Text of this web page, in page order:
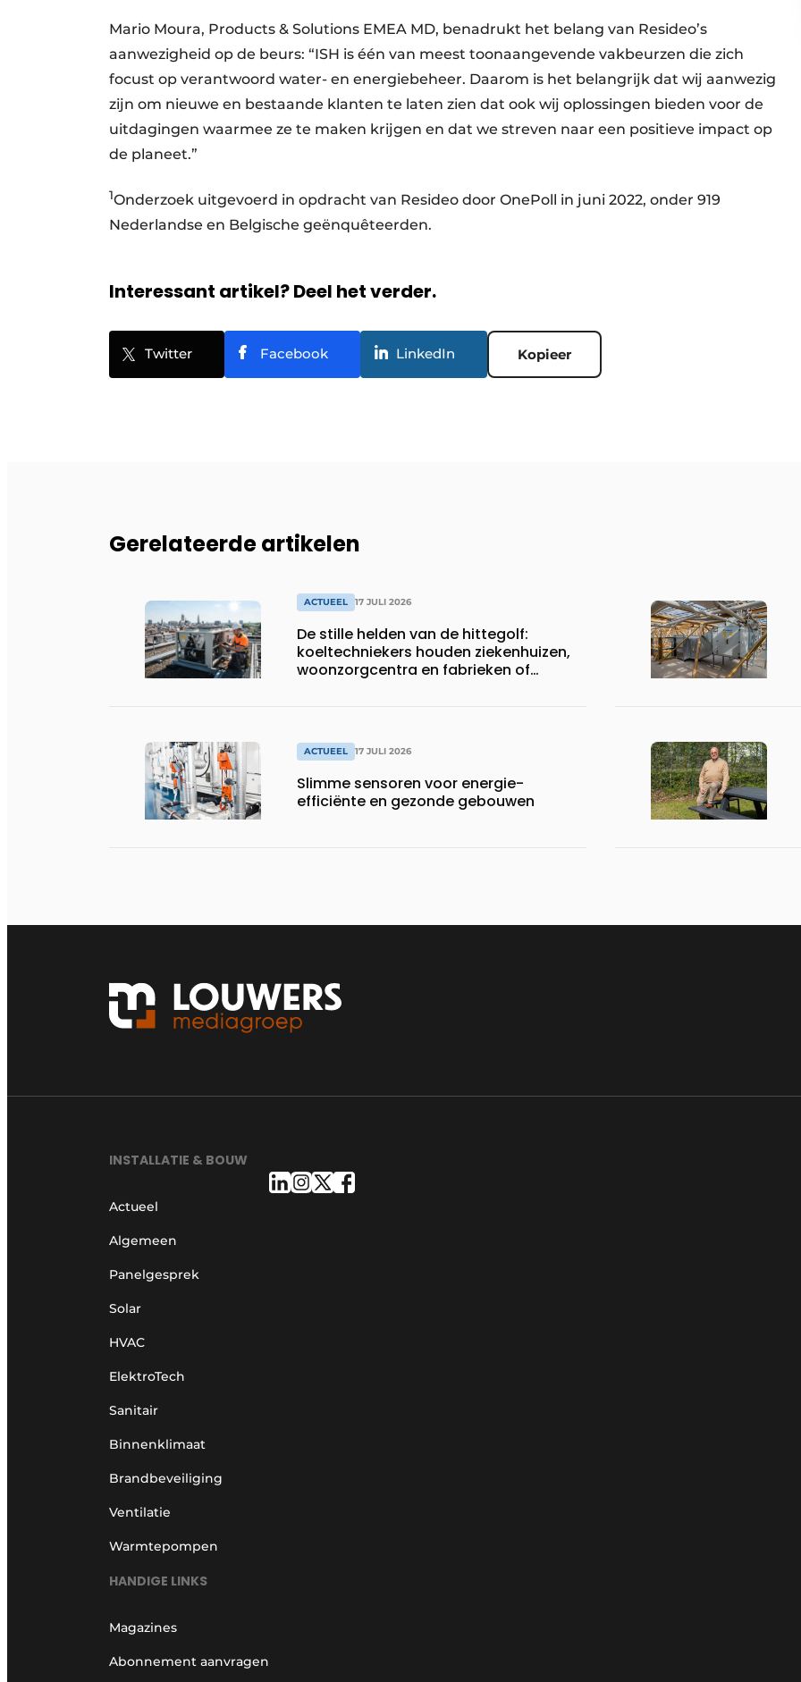
Mario Moura, Products & Solutions EMEA MD, benadrukt het belang van Resideo’s
aanwezigheid op de beurs: “ISH is één van meest toonaangevende vakbeurzen die zich
focust op verantwoord water- en energiebeheer. Daarom is het belangrijk dat wij aanwezig
zijn om nieuwe en bestaande klanten te laten zien dat ook wij oplossingen bieden voor de
uitdagingen waarmee ze te maken krijgen en dat we streven naar een positieve impact op
de planeet.”
1Onderzoek uitgevoerd in opdracht van Resideo door OnePoll in juni 2022, onder 919
Nederlandse en Belgische geënquêteerden.
Interessant artikel? Deel het verder.
Twitter Facebook LinkedIn Kopieer
Gerelateerde artikelen
ACTUEEL 17 JULI 2026
De stille helden van de hittegolf:
koeltechniekers houden ziekenhuizen,
woonzorgcentra en fabrieken of
ACTUEEL 17 JULI 2026
Slimme sensoren voor energie-
efficiënte en gezonde gebouwen
INSTALLATIE & BOUW
Actueel
Algemeen
Panelgesprek
Solar
HVAC
ElektroTech
Sanitair
Binnenklimaat
Brandbeveiliging
Ventilatie
Warmtepompen
HANDIGE LINKS
Magazines
Abonnement aanvragen